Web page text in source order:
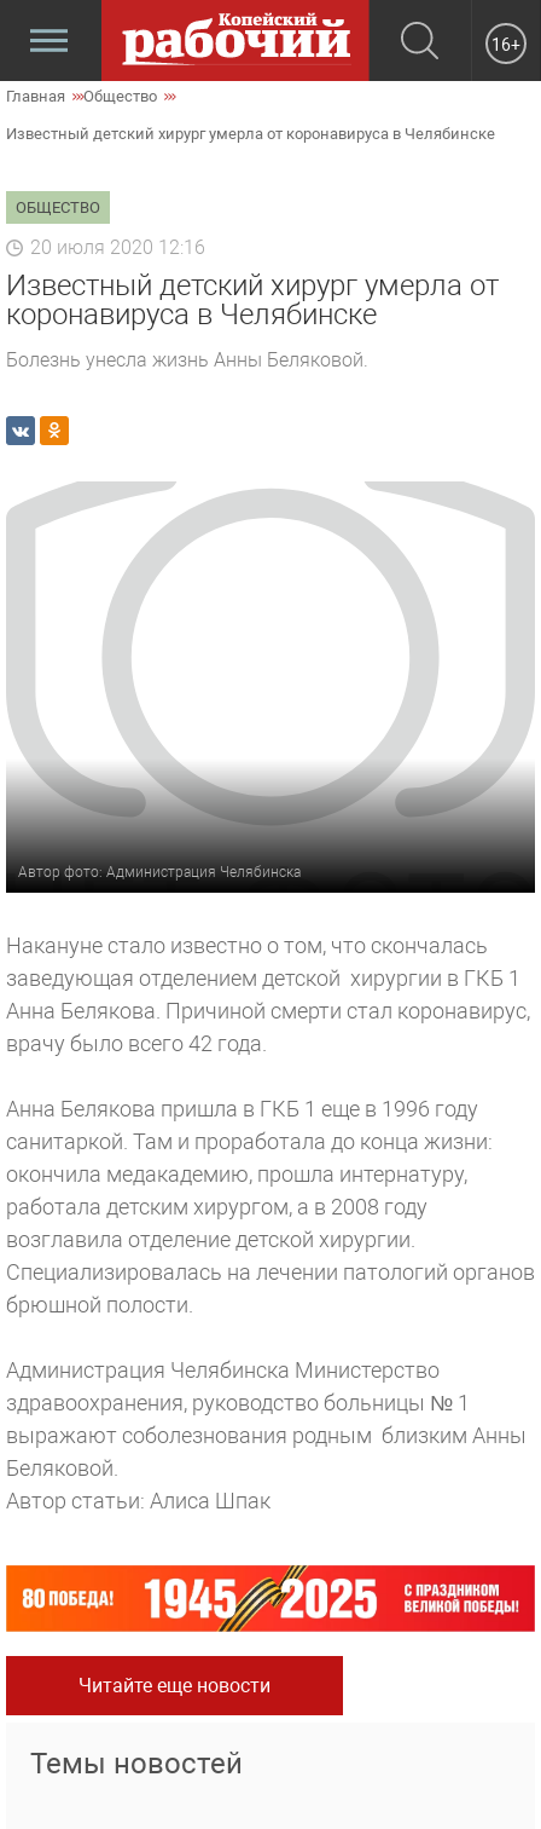
16+
Главная Общество
Известный детский хирург умерла от коронавируса в Челябинске
ОБЩЕСТВО
20 июля 2020 12:16
Известный детский хирург умерла от
коронавируса в Челябинске
Болезнь унесла жизнь Анны Беляковой.
Автор фото: Администрация Челябинска
Накануне стало известно о том, что скончалась
заведующая отделением детской хирургии в ГКБ 1
Анна Белякова. Причиной смерти стал коронавирус,
врачу было всего 42 года.
Анна Белякова пришла в ГКБ 1 еще в 1996 году
санитаркой. Там и проработала до конца жизни:
окончила медакадемию, прошла интернатуру,
работала детским хирургом, а в 2008 году
возглавила отделение детской хирургии.
Специализировалась на лечении патологий органов
брюшной полости.
Администрация Челябинска Министерство
здравоохранения, руководство больницы № 1
выражают соболезнования родным близким Анны
Беляковой.
Автор статьи: Алиса Шпак
Читайте еще новости
Темы новостей